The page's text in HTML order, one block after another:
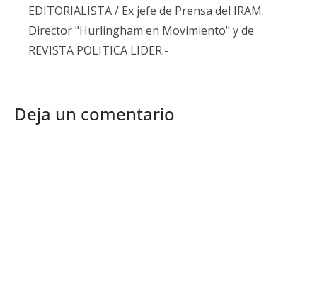
EDITORIALISTA / Ex jefe de Prensa del IRAM.
Director "Hurlingham en Movimiento" y de
REVISTA POLITICA LIDER.-
Deja un comentario